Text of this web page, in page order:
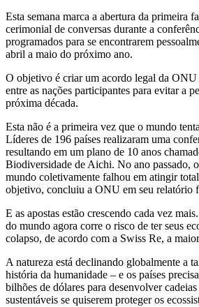
Esta semana marca a abertura da primeira
cerimonial de conversas durante a
programados para se encontrarem
abril a maio do próximo ano.
O objetivo é criar um acordo legal da ONU
entre as nações participantes para evitar a
próxima década.
Esta não é a primeira vez que o mundo
Líderes de 196 países realizaram uma
resultando em um plano de 10 anos
Biodiversidade de Aichi. No ano passado,
mundo coletivamente falhou em atingir
objetivo, concluiu a ONU em seu relatório
E as apostas estão crescendo cada vez
do mundo agora corre o risco de ter seus
colapso, de acordo com a Swiss Re, a
A natureza está declinando globalmente a
história da humanidade – e os países
bilhões de dólares para desenvolver
sustentáveis ​​se quiserem proteger os